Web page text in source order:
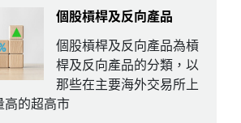
個股槓桿及反向產品
個股槓桿及反向產品為槓
桿及反向產品的分類，以
那些在主要海外交易所上
高的超高市